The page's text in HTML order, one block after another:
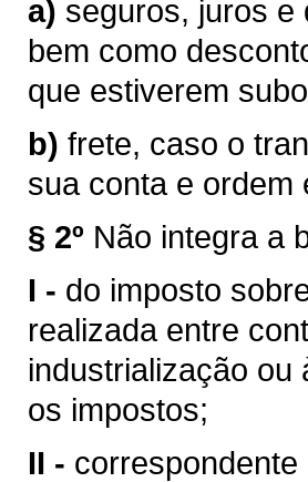
a) seguros, juros e
bem como
que estiverem
b) frete, caso o
sua conta e ordem
§ 2º Não integra a
I - do imposto
realizada entre
industrialização ou
os impostos;
II -